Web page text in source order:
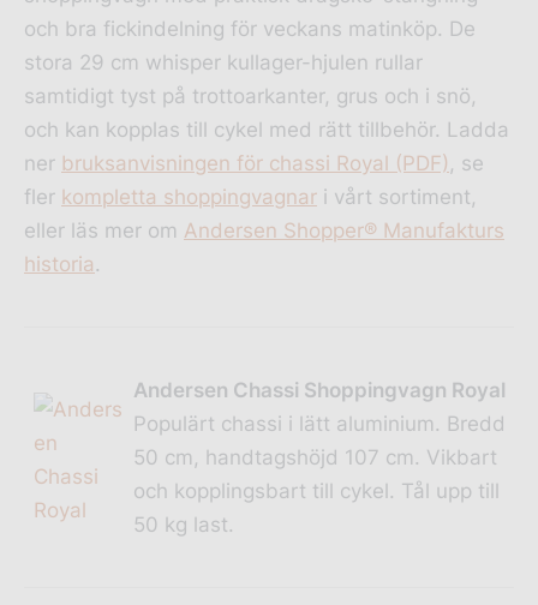
och bra fickindelning för veckans matinköp. De
stora 29 cm whisper kullager-hjulen rullar
samtidigt tyst på trottoarkanter, grus och i snö,
och kan kopplas till cykel med rätt tillbehör. Ladda
ner bruksanvisningen för chassi Royal (PDF) , se
fler kompletta shoppingvagnar i vårt sortiment,
eller läs mer om Andersen Shopper® Manufakturs
historia .
Andersen Chassi Shoppingvagn Royal
Populärt chassi i lätt aluminium. Bredd
50 cm, handtagshöjd 107 cm. Vikbart
och kopplingsbart till cykel. Tål upp till
50 kg last.